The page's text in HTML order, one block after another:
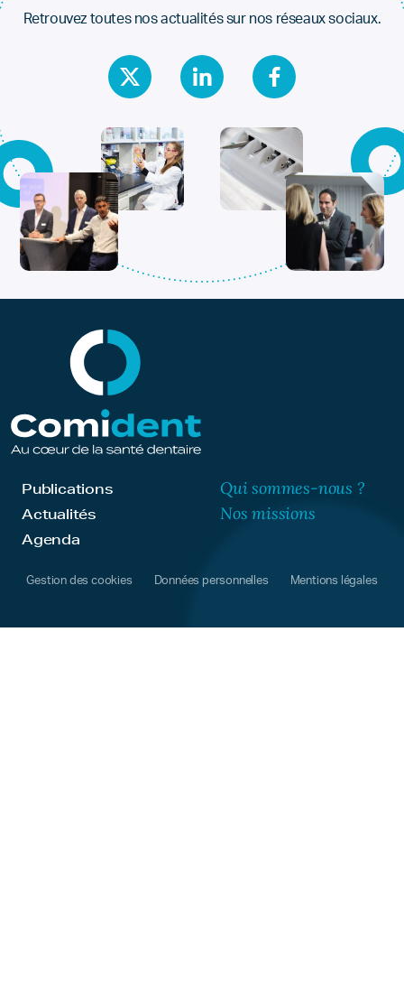
Retrouvez toutes nos actualités sur nos réseaux sociaux.
Publications
Actualités
Agenda
Qui sommes-nous ?
Nos missions
Gestion des cookies Données personnelles Mentions légales